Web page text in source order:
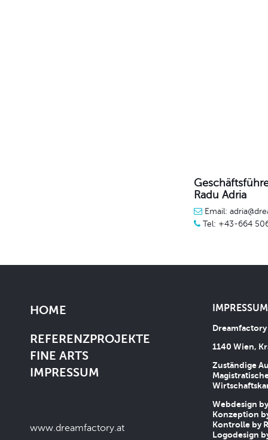
Radu Adria
Email:
Tel: +43-664
HOME
REFERENZPROJEKTE
FINE ARTS
IMPRESSUM
www.dreamfactory.at
1140 Wien,
Zuständige
Webdesign
Konzeption
Kontrolle by
Logodesign